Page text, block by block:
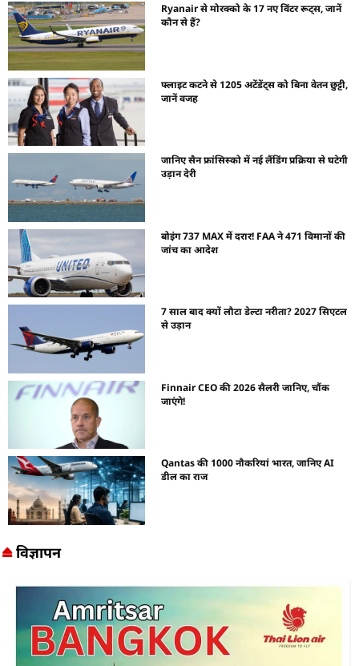
Ryanair से मोरक्को के 17 नए विंटर रूट्स, जानें
कौन से हैं?
फ्लाइट कटने से 1205 अटेंडेंट्स को बिना वेतन छुट्टी,
जानें वजह
जानिए सैन फ्रांसिस्को में नई लैंडिंग प्रक्रिया से घटेगी
उड़ान देरी
बोइंग 737 MAX में दरार! FAA ने 471 विमानों की
जांच का आदेश
7 साल बाद क्यों लौटा डेल्टा नरीता? 2027 सिएटल
से उड़ान
Finnair CEO की 2026 सैलरी जानिए, चौंक
जाएंगे!
Qantas की 1000 नौकरियां भारत, जानिए AI
डील का राज
विज्ञापन